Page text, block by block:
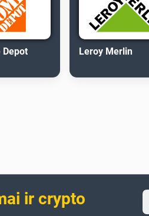
Depot Leroy Merlin
ir crypto